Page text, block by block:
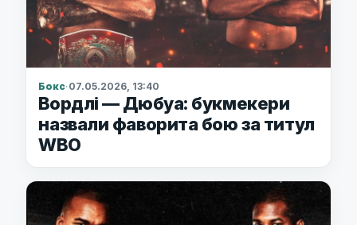
Бокс·07.05.2026, 13:40
Вордлі — Дюбуа: букмекери
назвали фаворита бою за титул
WBO